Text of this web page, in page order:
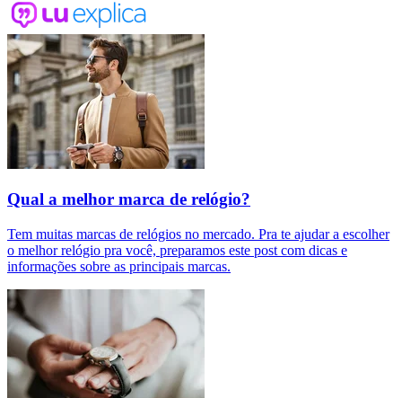
Qual a melhor marca de relógio?
Tem muitas marcas de relógios no mercado. Pra te ajudar a escolher
o melhor relógio pra você, preparamos este post com dicas e
informações sobre as principais marcas.